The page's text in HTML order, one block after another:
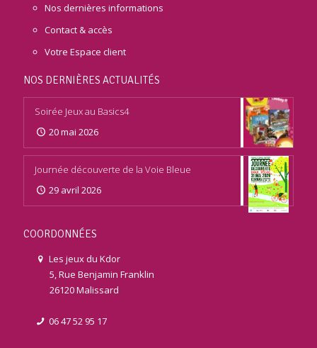
Nos dernières informations
Contact & accès
Votre Espace client
NOS DERNIÈRES ACTUALITÉS
Soirée Jeux au Basics4
20 mai 2026
Journée découverte de la Voie Bleue
29 avril 2026
COORDONNÉES
Les jeux du Kdor
5, Rue Benjamin Franklin
26120 Malissard
06 47 52 95 17